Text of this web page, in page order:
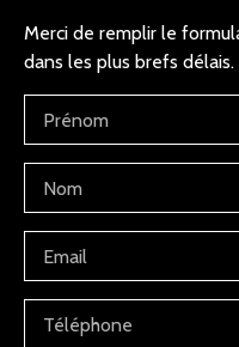
Merci de remplir le
dans les plus brefs délais.
Prénom
Nom
Email
Téléphone